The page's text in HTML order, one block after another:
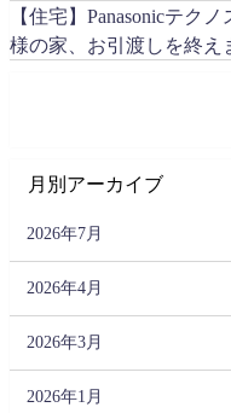
【住宅】Panasonicテク
様の家、お引渡しを終え
月別アーカイブ
2026年7月
2026年4月
2026年3月
2026年1月